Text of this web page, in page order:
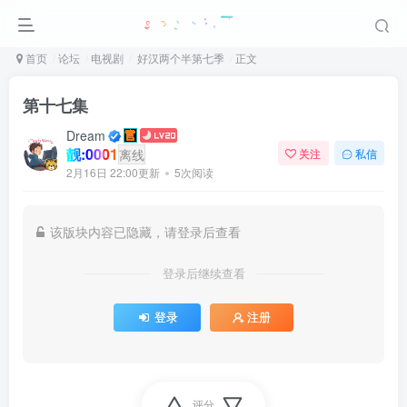
首页 论坛 电视剧 好汉两个半第七季 正文
第十七集
Dream
靓:0001 离线
2月16日 22:00更新 5次阅读
关注 私信
该版块内容已隐藏，请登录后查看
登录后继续查看
登录 注册
评分